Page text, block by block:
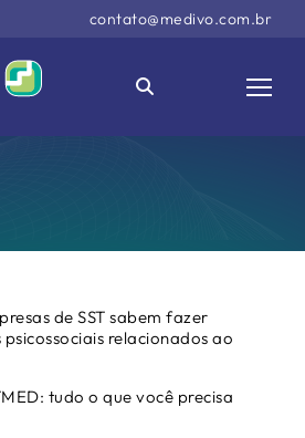
contato@medivo.com.br
de SST sabem fazer
relacionados ao
tudo o que você precisa